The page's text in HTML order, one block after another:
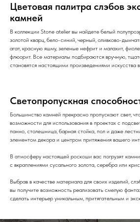
Цветовая палитра слэбов
камней
В коллекции Stone atelier вы найдете белый
золотой кварц, бело-синий, черный, оливково-
агат, красную яшму, зеленые нефрит и малахит,
флюорит. Все материалы подбираются вручную,
становятся настоящими произведениями искусства
Светопропускная
Большинство камней прекрасно пропускают свет,
возможности для использования в проектах с
панно, столешница, барная стойка, пол и даже
элементом декора и центром притяжения вашего
В атмосферу настоящей роскоши вас погрузят
с вкраплениями сусального золота, серебра или
Выбрав в качестве материала для своих изделий,
вы получите возможность реализовать смелую
сделать интерьер уникальным, притягательным и